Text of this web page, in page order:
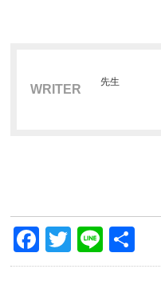
WRITER
先生
Facebook
Twitter
Line
有